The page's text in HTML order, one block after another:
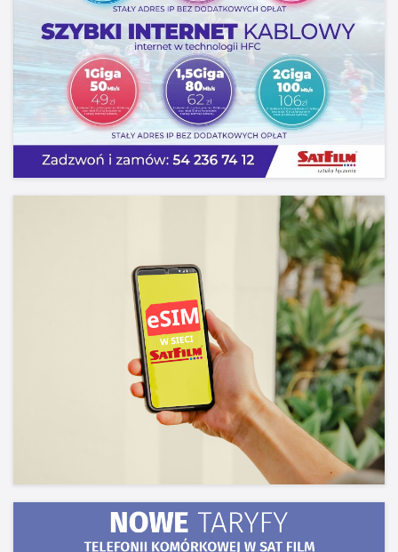
Oferta dla Biznesu
Strefa Abonenta
E-BOA
Poczta
Aktualności i komunikaty
Test prędkości łącza
Pliki do pobrania
Bezpieczeństwo w sieci
Jak płacić za usługi
O nas
Krótko o nas